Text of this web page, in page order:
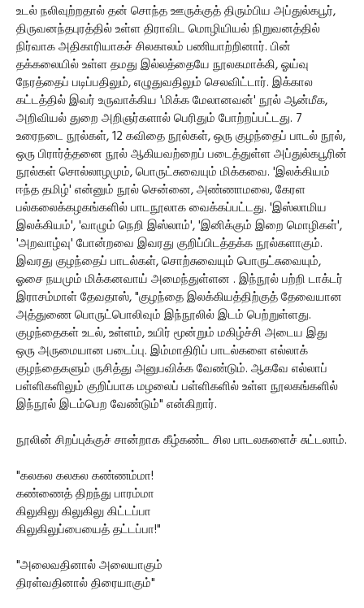
உடல் நலிவுற்றதால் தன் சொந்த ஊருக்குத் திரும்பிய அப்துல்கபூர்,
திருவனந்தபுரத்தில் உள்ள திராவிட மொழியியல் நிறுவனத்தில்
நிர்வாக அதிகாரியாகச் சிலகாலம் பணியாற்றினார். பின்
தக்கலையில் உள்ள தமது இல்லத்தையே நூலகமாக்கி, ஓய்வு
நேரத்தைப் படிப்பதிலும், எழுதுவதிலும் செலவிட்டார். இக்கால
கட்டத்தில் இவர் உருவாக்கிய 'மிக்க மேலானவன்' நூல் ஆன்மீக,
அறிவியல் துறை அறிஞர்களால் பெரிதும் போற்றப்பட்டது. 7
உரைநடை நூல்கள், 12 கவிதை நூல்கள், ஒரு குழந்தைப் பாடல் நூல்,
ஒரு பிரார்த்தனை நூல் ஆகியவற்றைப் படைத்துள்ள அப்துல்கபூரின்
நூல்கள் சொல்லாழமும், பொருட்சுவையும் மிக்கவை. 'இலக்கியம்
ஈந்த தமிழ்' என்னும் நூல் சென்னை, அண்ணாமலை, கேரள
பல்கலைக்கழகங்களில் பாடநூலாக வைக்கப்பட்டது. 'இஸ்லாமிய
இலக்கியம்', 'வாழும் நெறி இஸ்லாம்', 'இனிக்கும் இறை மொழிகள்',
'அறவாழ்வு' போன்றவை இவரது குறிப்பிடத்தக்க நூல்களாகும்.
இவரது குழந்தைப் பாடல்கள், சொற்சுவையும் பொருட்சுவையும்,
ஓசை நயமும் மிக்கனவாய் அமைந்துள்ளன . இந்நூல் பற்றி டாக்டர்
இராசம்மாள் தேவதாஸ், "குழந்தை இலக்கியத்திற்குத் தேவையான
அத்துணை பொருட்பொலிவும் இந்நூலில் இடம் பெற்றுள்ளது.
குழந்தைகள் உடல், உள்ளம், உயிர் மூன்றும் மகிழ்ச்சி அடைய இது
ஒரு அருமையான படைப்பு. இம்மாதிரிப் பாடல்களை எல்லாக்
குழந்தைகளும் ருசித்து அனுபவிக்க வேண்டும். ஆகவே எல்லாப்
பள்ளிகளிலும் குறிப்பாக மழலைப் பள்ளிகளில் உள்ள நூலகங்களில்
இந்நூல் இடம்பெற வேண்டும்" என்கிறார்.
நூலின் சிறப்புக்குச் சான்றாக கீழ்கண்ட சில பாடலகளைச் சுட்டலாம்.
"கலகல கலகல கண்ணம்மா!
கண்ணைத் திறந்து பாரம்மா
கிலுகிலு கிலுகிலு கிட்டப்பா
கிலுகிலுப்பையைத் தட்டப்பா!"
"அலைவதினால் அலையாகும்
திரள்வதினால் திரையாகும்"